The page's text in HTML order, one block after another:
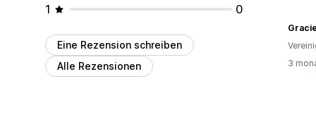
1
0
Eine Rezension schreiben
Alle Rezensionen
3